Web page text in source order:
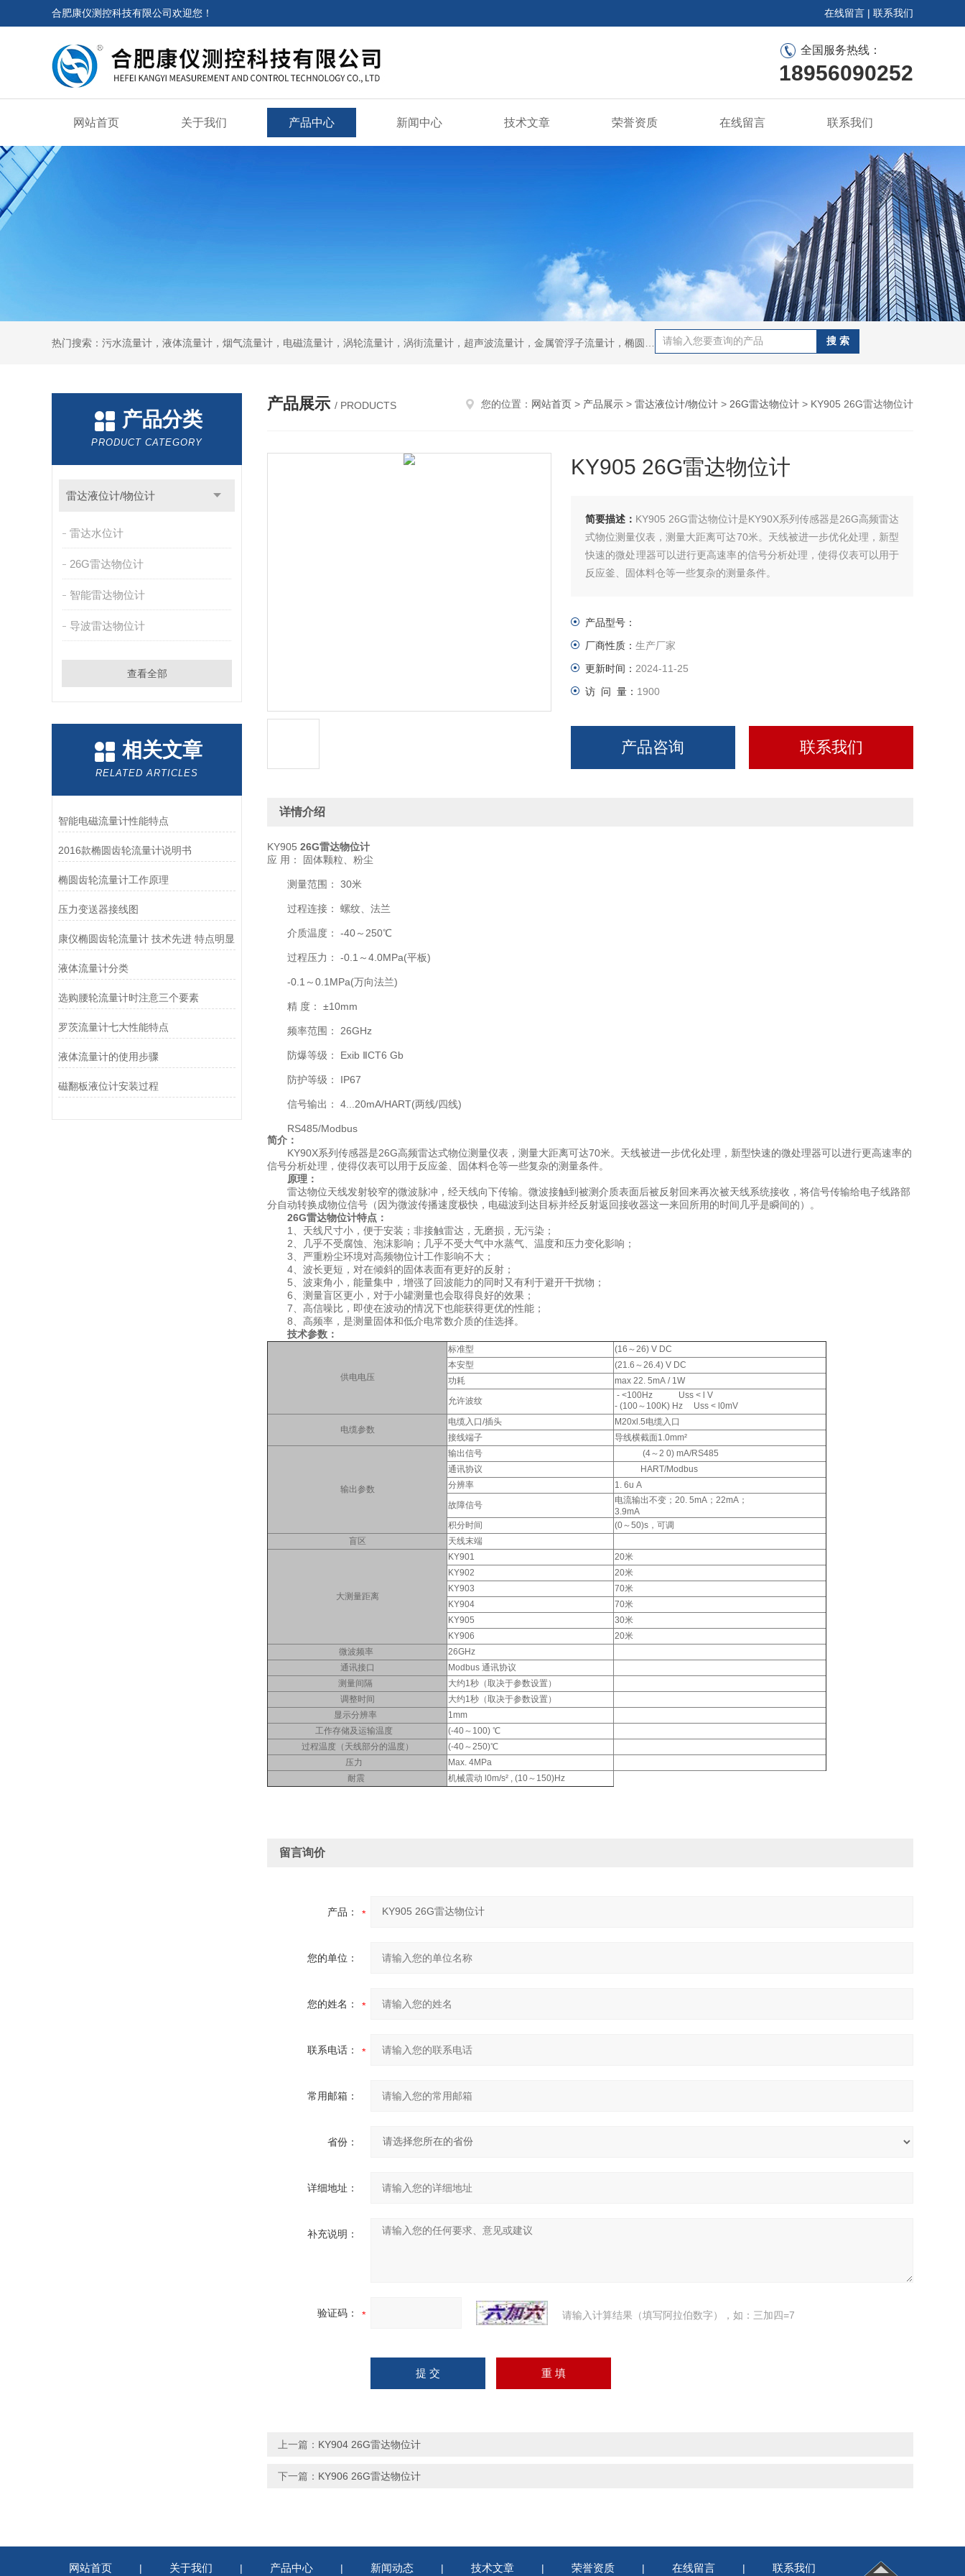
合肥康仪测控科技有限公司欢迎您！ 在线留言 | 联系我们
全国服务热线：
18956090252
网站首页 关于我们 产品中心 新闻中心 技术文章 荣誉资质 在线留言 联系我们
产品分类
PRODUCT CATEGORY
雷达液位计/物位计
雷达水位计
26G雷达物位计
智能雷达物位计
导波雷达物位计
查看全部
相关文章
RELATED ARTICLES
智能电磁流量计性能特点
2016款椭圆齿轮流量计说明书
椭圆齿轮流量计工作原理
压力变送器接线图
康仪椭圆齿轮流量计 技术先进 特点明显
液体流量计分类
选购腰轮流量计时注意三个要素
罗茨流量计七大性能特点
液体流量计的使用步骤
磁翻板液位计安装过程
产品展示 / PRODUCTS 您的位置： 网站首页 > 产品展示 > 雷达液位计/物位计 > 26G雷达物位计 > KY905 26G雷达物位计
KY905 26G雷达物位计
简要描述： KY905 26G雷达物位计是KY90X系列传感器是26G高频雷达
式物位测量仪表，测量大距离可达70米。天线被进一步优化处理，新型
快速的微处理器可以进行更高速率的信号分析处理，使得仪表可以用于
反应釜、固体料仓等一些复杂的测量条件。
产品型号：
厂商性质： 生产厂家
更新时间： 2024-11-25
访 问 量： 1900
产品咨询 联系我们
详情介绍
KY905 26G雷达物位计
应 用： 固体颗粒、粉尘
测量范围： 30米
过程连接： 螺纹、法兰
介质温度： -40～250℃
过程压力： -0.1～4.0MPa(平板)
-0.1～0.1MPa(万向法兰)
精 度： ±10mm
频率范围： 26GHz
防爆等级： Exib ⅡCT6 Gb
防护等级： IP67
信号输出： 4...20mA/HART(两线/四线)
RS485/Modbus
简介：
KY90X系列传感器是26G高频雷达式物位测量仪表，测量大距离可达70米。天线被进一步优化处理，新型快速的微处理器可以进行更高速率的
信号分析处理，使得仪表可以用于反应釜、固体料仓等一些复杂的测量条件。
原理：
雷达物位天线发射较窄的微波脉冲，经天线向下传输。微波接触到被测介质表面后被反射回来再次被天线系统接收，将信号传输给电子线路部
分自动转换成物位信号（因为微波传播速度极快，电磁波到达目标并经反射返回接收器这一来回所用的时间几乎是瞬间的）。
26G雷达物位计特点：
1、天线尺寸小，便于安装；非接触雷达，无磨损，无污染；
2、几乎不受腐蚀、泡沫影响；几乎不受大气中水蒸气、温度和压力变化影响；
3、严重粉尘环境对高频物位计工作影响不大；
4、波长更短，对在倾斜的固体表面有更好的反射；
5、波束角小，能量集中，增强了回波能力的同时又有利于避开干扰物；
6、测量盲区更小，对于小罐测量也会取得良好的效果；
7、高信噪比，即使在波动的情况下也能获得更优的性能；
8、高频率，是测量固体和低介电常数介质的佳选择。
技术参数：
供电电压
标准型
(16～26) V DC
本安型
(21.6～26.4) V DC
功耗
max 22. 5mA / 1W
允许波纹
- <100Hz Uss < l V
- (100～100K) Hz Uss < l0mV
电缆参数
电缆入口/插头
M20xl.5电缆入口
接线端子
导线横截面1.0mm²
输出参数
输出信号
(4～2 0) mA/RS485
通讯协议
HART/Modbus
分辨率
1. 6u A
故障信号
电流输出不变；20. 5mA；22mA；
3.9mA
积分时间
(0～50)s，可调
盲区
天线末端
大测量距离
KY901
20米
KY902
20米
KY903
70米
KY904
70米
KY905
30米
KY906
20米
微波频率
26GHz
通讯接口
Modbus 通讯协议
测量间隔
大约1秒（取决于参数设置）
调整时间
大约1秒（取决于参数设置）
显示分辨率
1mm
工作存储及运输温度
(-40～100) ℃
过程温度（天线部分的温度）
(-40～250)℃
压力
Max. 4MPa
耐震
机械震动 l0m/s² , (10～150)Hz
留言询价
产品：
您的单位：
您的姓名：
联系电话：
常用邮箱：
省份：
详细地址：
补充说明：
验证码： 请输入计算结果（填写阿拉伯数字），如：三加四=7
上一篇： KY904 26G雷达物位计
下一篇： KY906 26G雷达物位计
网站首页 | 关于我们 | 产品中心 | 新闻动态 | 技术文章 | 荣誉资质 | 在线留言 | 联系我们